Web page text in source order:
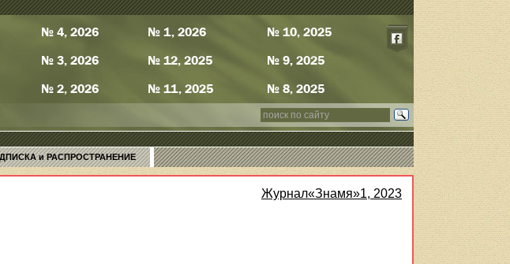
№ 4, 2026
№ 3, 2026
№ 2, 2026
№ 1, 2026
№ 12, 2025
№ 11, 2025
№ 10, 2025
№ 9, 2025
№ 8, 2025
и РАСПРОСТРАНЕНИЕ
Журнал«Знамя»1, 2023